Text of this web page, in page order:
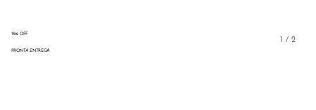
15% OFF
PRONTA ENTREGA
1 / 2